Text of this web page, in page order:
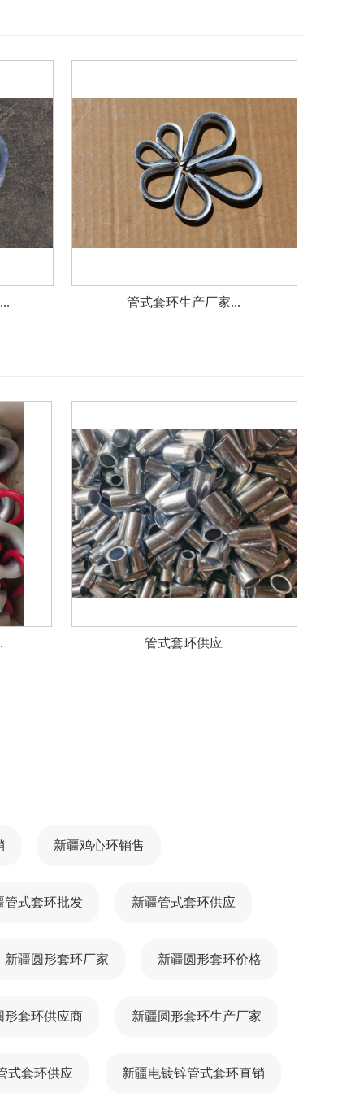
管式套环生产厂家...
管式套环供应
新疆鸡心环销售
管式套环批发 新疆管式套环供应
新疆圆形套环厂家 新疆圆形套环价格
形套环供应商 新疆圆形套环生产厂家
式套环供应 新疆电镀锌管式套环直销